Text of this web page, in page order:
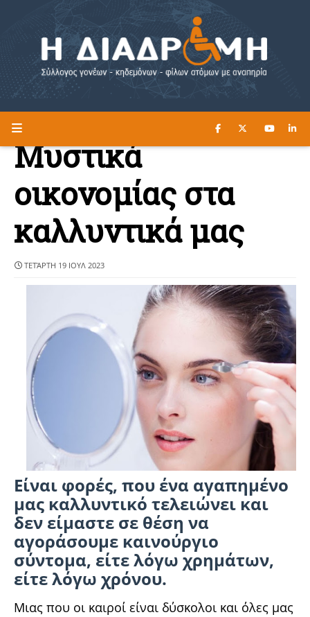
Η ΔΙΑΔΡΟΜΗ ΔΙΑΒΑΣΤΕ ΕΔΩ ►
Μυστικά
οικονομίας στα
καλλυντικά μας
ΤΕΤΆΡΤΗ 19 ΙΟΥΛ 2023
Είναι φορές, που ένα αγαπημένο
μας καλλυντικό τελειώνει και
δεν είμαστε σε θέση να
αγοράσουμε καινούργιο
σύντομα, είτε λόγω χρημάτων,
είτε λόγω χρόνου.
Μιας που οι καιροί είναι δύσκολοι και όλες μας